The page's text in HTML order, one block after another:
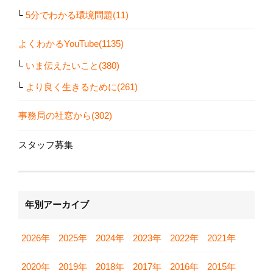
5分でわかる環境問題(11)
よくわかるYouTube(1135)
いま伝えたいこと(380)
より良く生きるために(261)
事務局の社窓から(302)
スタッフ募集
年別アーカイブ
2026年 2025年 2024年 2023年 2022年 2021年
2020年 2019年 2018年 2017年 2016年 2015年